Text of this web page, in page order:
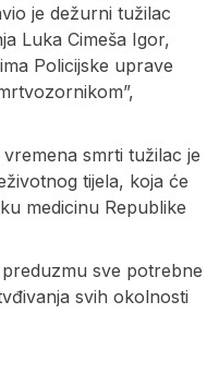
je dežurni tužilac
Luka Cimeša Igor,
Policijske uprave
smrti tužilac je
tijela, koja će
medicinu Republike
sve potrebne
svih okolnosti